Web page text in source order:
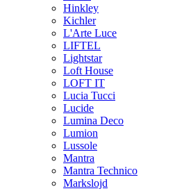
Hinkley
Kichler
L'Arte Luce
LIFTEL
Lightstar
Loft House
LOFT IT
Lucia Tucci
Lucide
Lumina Deco
Lumion
Lussole
Mantra
Mantra Technico
Markslojd